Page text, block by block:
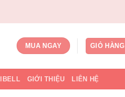
MUA NGAY GIỎ HÀNG
GIỚI THIỆU LIÊN HỆ